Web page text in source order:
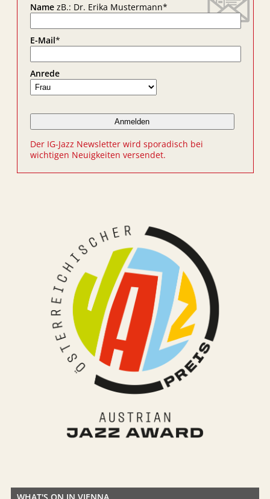
NamezB.: Dr. Erika Mustermann*
E-Mail*
Anrede
Der IG-Jazz Newsletter wird sporadisch bei
wichtigen Neuigkeiten versendet.